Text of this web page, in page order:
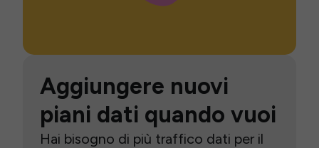
Aggiungere nuovi
piani dati quando vuoi
Hai bisogno di più traffico dati per il